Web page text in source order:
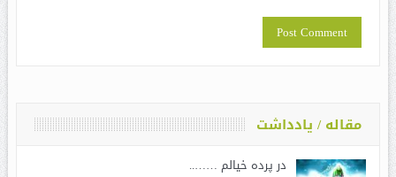
مقاله / یادداشت
در پرده خیالم ……..